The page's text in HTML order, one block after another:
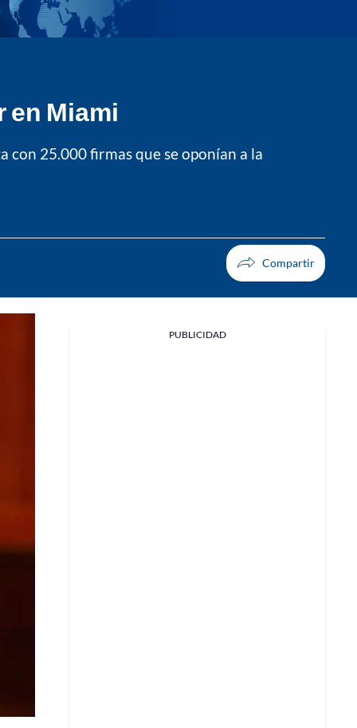
en Miami
con 25.000 firmas que se oponían a la
PUBLICIDAD